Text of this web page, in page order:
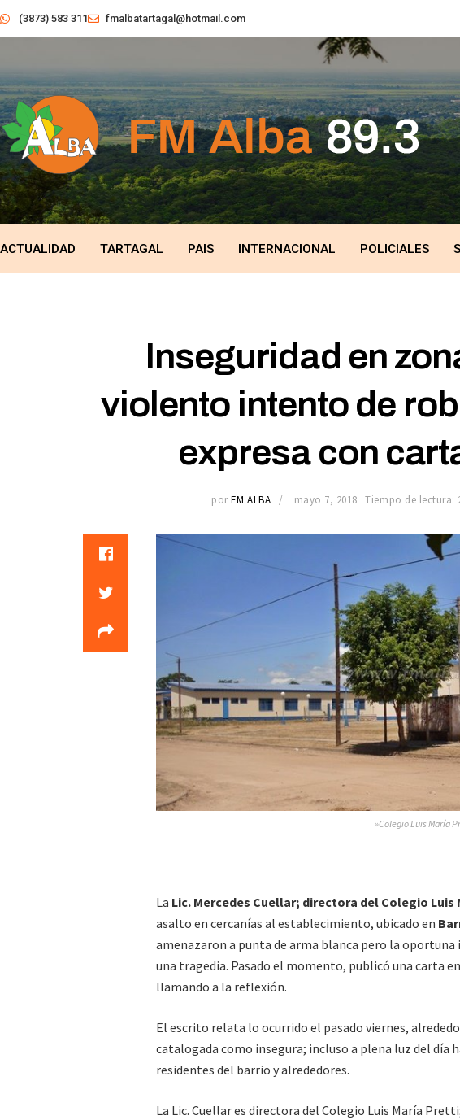
(3873) 583 311 fmalbatartagal@hotmail.com
ACTUALIDAD TARTAGAL PAIS INTERNACIONAL POLICIALES
Inseguridad en
violento intento de
expresa con
por FM ALBA mayo 7, 2018 Tiempo de lectura:
»Colegio Luis María
La Lic. Mercedes Cuellar; directora del Colegio Luis
asalto en cercanías al establecimiento, ubicado en
amenazaron a punta de arma blanca pero la
una tragedia. Pasado el momento, publicó una carta
llamando a la reflexión.
El escrito relata lo ocurrido el pasado viernes,
catalogada como insegura; incluso a plena luz del día
residentes del barrio y alrededores.
La Lic. Cuellar es directora del Colegio Luis María